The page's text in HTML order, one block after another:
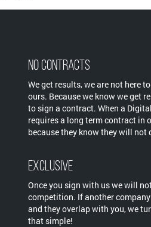
No Contracts
We get results, we are not here
ours. Because we know we get
to sign a contract. When a
requires a long term contract in
because they know they will not
Exclusive
Once you sign with us we will
competition. If another
and they overlap with you, we
that simple!